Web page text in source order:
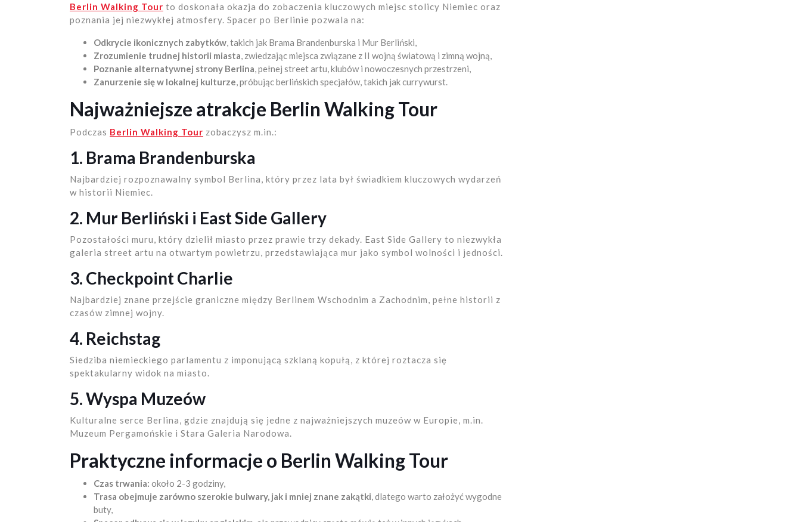
Berlin Walking Tour to doskonała okazja do zobaczenia kluczowych miejsc stolicy Niemiec oraz
poznania jej niezwykłej atmosfery. Spacer po Berlinie pozwala na:
Odkrycie ikonicznych zabytków, takich jak Brama Brandenburska i Mur Berliński,
Zrozumienie trudnej historii miasta, zwiedzając miejsca związane z II wojną światową i zimną wojną,
Poznanie alternatywnej strony Berlina, pełnej street artu, klubów i nowoczesnych przestrzeni,
Zanurzenie się w lokalnej kulturze, próbując berlińskich specjałów, takich jak currywurst.
Najważniejsze atrakcje Berlin Walking Tour
Podczas Berlin Walking Tour zobaczysz m.in.:
1. Brama Brandenburska
Najbardziej rozpoznawalny symbol Berlina, który przez lata był świadkiem kluczowych wydarzeń
w historii Niemiec.
2. Mur Berliński i East Side Gallery
Pozostałości muru, który dzielił miasto przez prawie trzy dekady. East Side Gallery to niezwykła
galeria street artu na otwartym powietrzu, przedstawiająca mur jako symbol wolności i jedności.
3. Checkpoint Charlie
Najbardziej znane przejście graniczne między Berlinem Wschodnim a Zachodnim, pełne historii z
czasów zimnej wojny.
4. Reichstag
Siedziba niemieckiego parlamentu z imponującą szklaną kopułą, z której roztacza się
spektakularny widok na miasto.
5. Wyspa Muzeów
Kulturalne serce Berlina, gdzie znajdują się jedne z najważniejszych muzeów w Europie, m.in.
Muzeum Pergamońskie i Stara Galeria Narodowa.
Praktyczne informacje o Berlin Walking Tour
Czas trwania: około 2-3 godziny,
Trasa obejmuje zarówno szerokie bulwary, jak i mniej znane zakątki, dlatego warto założyć wygodne
buty,